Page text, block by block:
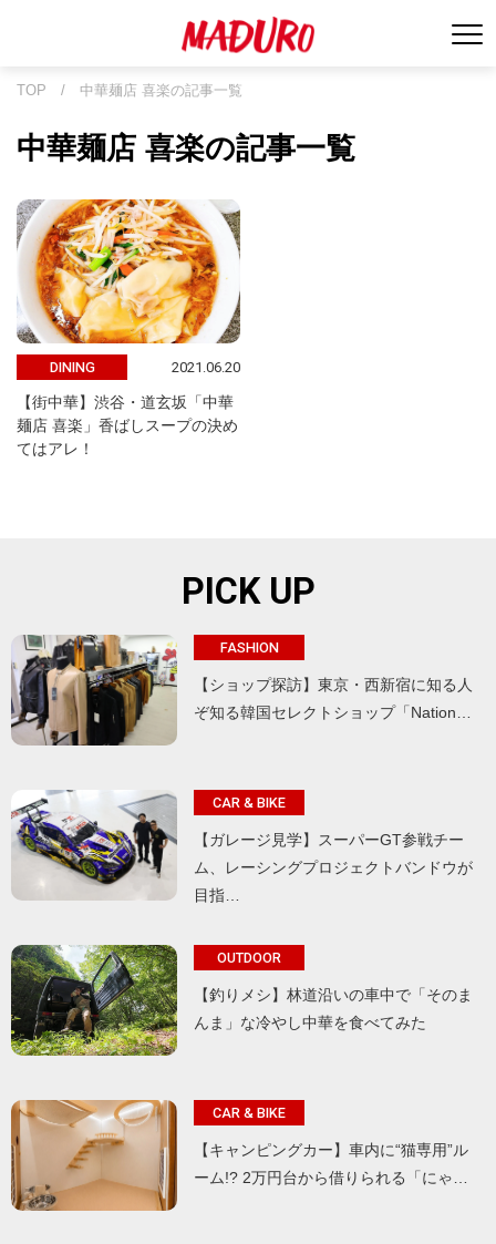
TOP / 中華麺店 喜楽の記事一覧
中華麺店 喜楽の記事一覧
DINING 2021.06.20
【街中華】渋谷・道玄坂「中華
麺店 喜楽」香ばしスープの決め
てはアレ！
PICK UP
FASHION
【ショップ探訪】東京・西新宿に知る人
ぞ知る韓国セレクトショップ「Nation…
CAR & BIKE
【ガレージ見学】スーパーGT参戦チー
ム、レーシングプロジェクトバンドウが
目指…
OUTDOOR
【釣りメシ】林道沿いの車中で「そのま
んま」な冷やし中華を食べてみた
CAR & BIKE
【キャンピングカー】車内に“猫専用”ル
ーム!? 2万円台から借りられる「にゃ…